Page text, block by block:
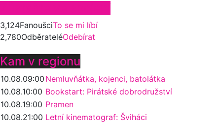
3,124FanoušciTo se mi líbí
2,780OdběrateléOdebírat
Kam v regionu
10.08.09:00 Nemluvňátka, kojenci, batolátka
10.08.10:00 Bookstart: Pirátské dobrodružství
10.08.19:00 Pramen
10.08.21:00 Letní kinematograf: Šviháci